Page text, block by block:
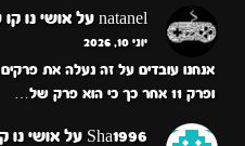
natanel על אושי נו קו עונה
יוני 10, 2026
ופרק 11 אחר כך כי הוא פרק של…
Sha1996 על אושי נו קו